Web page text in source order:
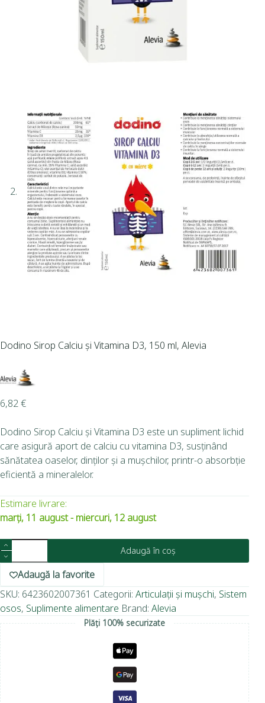
Dodino Sirop Calciu și Vitamina D3, 150 ml, Alevia
6,82€
Dodino Sirop Calciu și Vitamina D3 este un supliment lichid
care asigură aport de calciu cu vitamina D3, susținând
sănătatea oaselor, dinților și a mușchilor, printr-o absorbție
eficientă a mineralelor.
Estimare livrare:
marți, 11 august - miercuri, 12 august
Adaugă în coș
Adaugă la favorite
SKU: 6423602007361 Categorii: Articulații și mușchi, Sistem
osos, Suplimente alimentare Brand: Alevia
Plăți 100% securizate